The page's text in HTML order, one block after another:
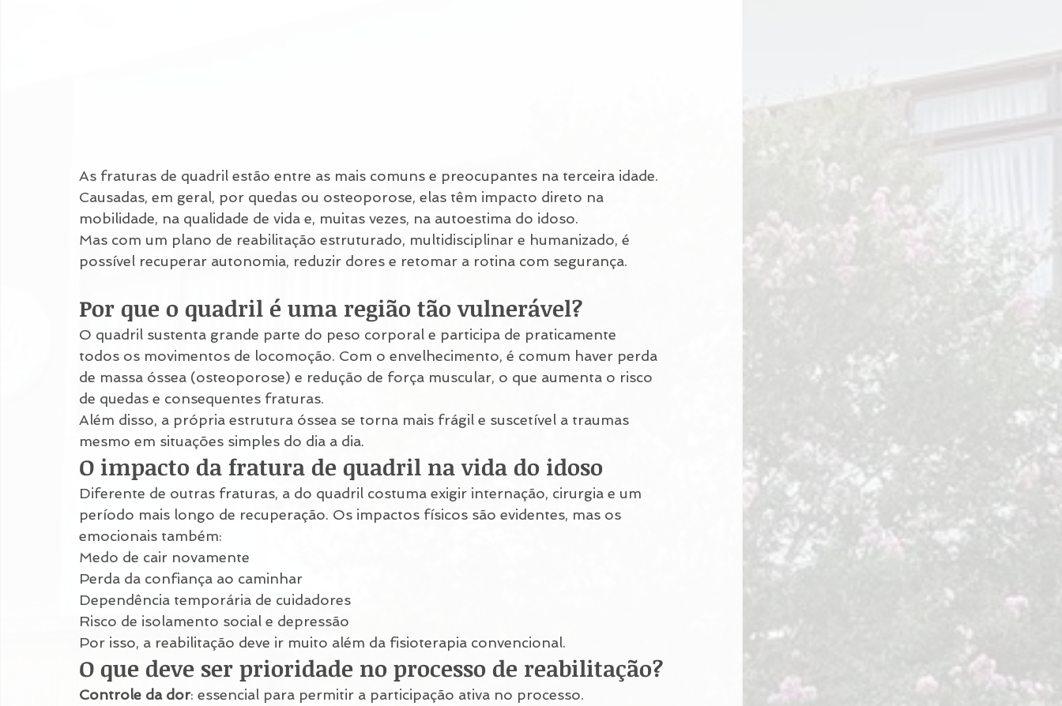
As fraturas de quadril estão entre as mais comuns e preocupantes na terceira idade.
Causadas, em geral, por quedas ou osteoporose, elas têm impacto direto na
mobilidade, na qualidade de vida e, muitas vezes, na autoestima do idoso.
Mas com um plano de reabilitação estruturado, multidisciplinar e humanizado, é
possível recuperar autonomia, reduzir dores e retomar a rotina com segurança.
Por que o quadril é uma região tão vulnerável?
O quadril sustenta grande parte do peso corporal e participa de praticamente
todos os movimentos de locomoção. Com o envelhecimento, é comum haver perda
de massa óssea (osteoporose) e redução de força muscular, o que aumenta o risco
de quedas e consequentes fraturas.
Além disso, a própria estrutura óssea se torna mais frágil e suscetível a traumas
mesmo em situações simples do dia a dia.
O impacto da fratura de quadril na vida do idoso
Diferente de outras fraturas, a do quadril costuma exigir internação, cirurgia e um
período mais longo de recuperação. Os impactos físicos são evidentes, mas os
emocionais também:
Medo de cair novamente
Perda da confiança ao caminhar
Dependência temporária de cuidadores
Risco de isolamento social e depressão
Por isso, a reabilitação deve ir muito além da fisioterapia convencional.
O que deve ser prioridade no processo de reabilitação?
Controle da dor: essencial para permitir a participação ativa no processo.